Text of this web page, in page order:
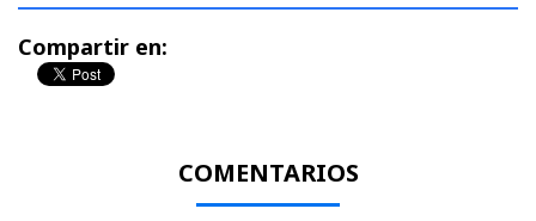
Compartir en:
COMENTARIOS